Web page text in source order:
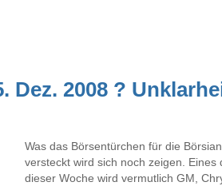
Dez. 2008 ?
Was das Börsentürchen für die
versteckt wird sich noch zeigen. Eines
dieser Woche wird vermutlich GM,